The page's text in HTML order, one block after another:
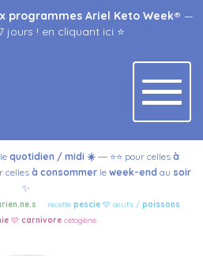
programmes Ariel Keto Week® —
jours ! en cliquant ici ⭐️
quotidien / midi ☀️ — ⭐️⭐️ pour celles à
cellesà consommerle week-end au soir
✨
recette pescie 🩵œufs / poissons
🩷 carnivorecétogène